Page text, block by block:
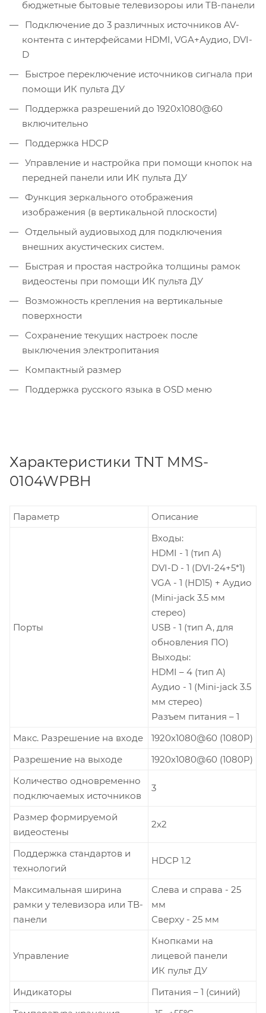
бюджетные бытовые телевизороы или ТВ-панели
Подключение до 3 различных источников AV-
контента с интерфейсами HDMI, VGA+Аудио, DVI-
D
Быстрое переключение источников сигнала при
помощи ИК пульта ДУ
Поддержка разрешений до 1920х1080@60
включительно
Поддержка HDCP
Управление и настройка при помощи кнопок на
передней панели или ИК пульта ДУ
Функция зеркального отображения
изображения (в вертикальной плоскости)
Отдельный аудиовыход для подключения
внешних акустических систем.
Быстрая и простая настройка толщины рамок
видеостены при помощи ИК пульта ДУ
Возможность крепления на вертикальные
поверхности
Сохранение текущих настроек после
выключения электропитания
Компактный размер
Поддержка русского языка в OSD меню
Характеристики TNT MMS-
0104WPBH
Параметр Описание
Порты
Входы:
HDMI - 1 (тип А)
DVI-D - 1 (DVI-24+5*1)
VGA - 1 (HD15) + Аудио
(Mini-jack 3.5 мм
стерео)
USB - 1 (тип A, для
обновления ПО)
Выходы:
HDMI – 4 (тип А)
Аудио - 1 (Mini-jack 3.5
мм стерео)
Разъем питания – 1
Макс. Разрешение на входе
1920x1080@60 (1080P)
Разрешение на выходе
1920x1080@60 (1080P)
Количество одновременно
подключаемых источников
3
Размер формируемой
видеостены
2х2
Поддержка стандартов и
технологий
HDCP 1.2
Максимальная ширина
рамки у телевизора или ТВ-
панели
Слева и справа - 25
мм
Сверху - 25 мм
Управление
Кнопками на
лицевой панели
ИК пульт ДУ
Индикаторы
Питания – 1 (синий)